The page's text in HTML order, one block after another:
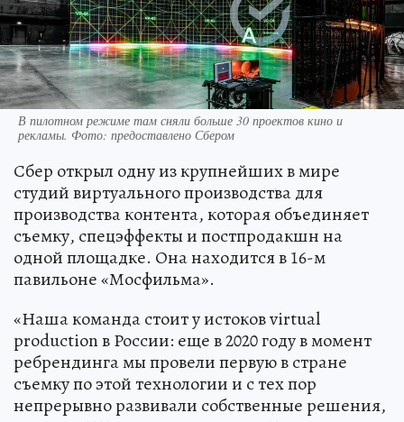
В пилотном режиме там сняли больше 30 проектов кино и
рекламы. Фото: предоставлено Сбером
Сбер открыл одну из крупнейших в мире
студий виртуального производства для
производства контента, которая объединяет
съемку, спецэффекты и постпродакшн на
одной площадке. Она находится в 16-м
павильоне «Мосфильма».
«Наша команда стоит у истоков virtual
production в России: еще в 2020 году в момент
ребрендинга мы провели первую в стране
съемку по этой технологии и с тех пор
непрерывно развивали собственные решения,